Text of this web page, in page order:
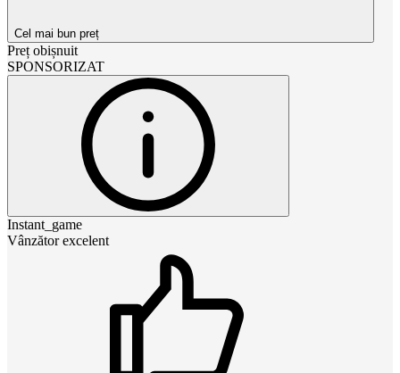
Cel mai bun preț
Preț obișnuit
SPONSORIZAT
Instant_game
Vânzător excelent